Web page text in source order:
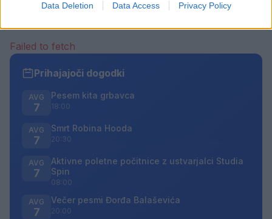
Data Deletion Data Access Privacy Policy
bodo odstranjeni.
Pravila komentiranja →
Failed to fetch
Prihajajoči dogodki
AVG
7
Pesem kita grbavca
18:00
AVG
7
Smrt Robina Hooda
20:30
AVG
7
Aktivne poletne počitnice z ustvarjalci Studia
Spin
08:00
AVG
7
Večer pesmi Đorđa Balaševića
20:00